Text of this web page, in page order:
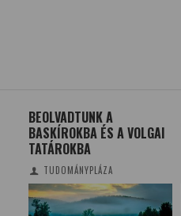
BEOLVADTUNK A
BASKÍROKBA ÉS A VOLGAI
TATÁROKBA
TUDOMÁNYPLÁZA